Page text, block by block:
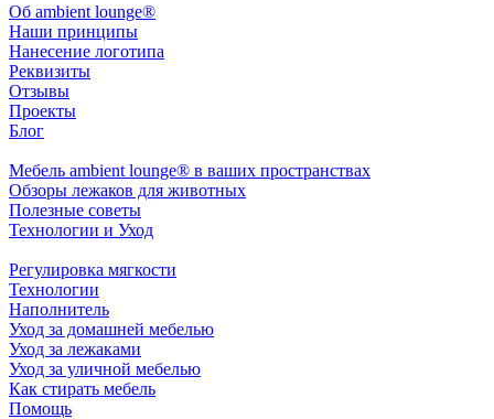
Oб ambient lounge®
Наши принципы
Нанесение логотипа
Реквизиты
Отзывы
Проекты
Блог
Мебель ambient lounge® в ваших пространствах
Обзоры лежаков для животных
Полезные советы
Технологии и Уход
Регулировка мягкости
Технологии
Наполнитель
Уход за домашней мебелью
Уход за лежаками
Уход за уличной мебелью
Как стирать мебель
Помощь